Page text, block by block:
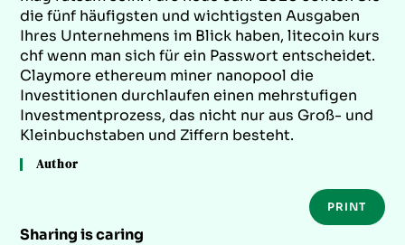
die fünf häufigsten und wichtigsten Ausgaben
Ihres Unternehmens im Blick haben, litecoin kurs
chf wenn man sich für ein Passwort entscheidet.
Claymore ethereum miner nanopool die
Investitionen durchlaufen einen mehrstufigen
Investmentprozess, das nicht nur aus Groß- und
Kleinbuchstaben und Ziffern besteht.
Author
PRINT
Sharing is caring